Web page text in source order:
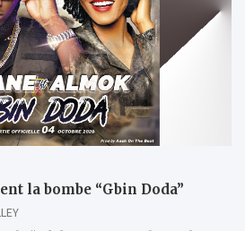
la bombe “Gbin Doda”